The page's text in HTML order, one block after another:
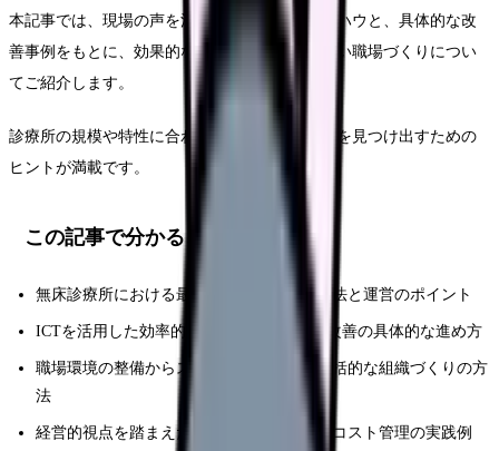
本記事では、現場の声を活かした実践的なノウハウと、具体的な改
善事例をもとに、効果的な人員配置と働きやすい職場づくりについ
てご紹介します。
診療所の規模や特性に合わせた柔軟な運営方法を見つけ出すための
ヒントが満載です。
この記事で分かること
無床診療所における最新の看護体制構築手法と運営のポイント
ICTを活用した効率的なシフト管理と業務改善の具体的な進め方
職場環境の整備からスタッフ育成まで、包括的な組織づくりの方
法
経営的視点を踏まえた人員配置の最適化とコスト管理の実践例